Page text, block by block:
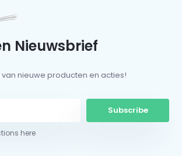
Nieuwsbrief
nieuwe producten en acties!
Subscribe
here